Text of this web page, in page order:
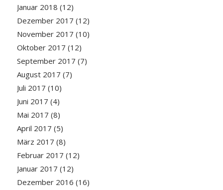
Januar 2018 (12)
Dezember 2017 (12)
November 2017 (10)
Oktober 2017 (12)
September 2017 (7)
August 2017 (7)
Juli 2017 (10)
Juni 2017 (4)
Mai 2017 (8)
April 2017 (5)
März 2017 (8)
Februar 2017 (12)
Januar 2017 (12)
Dezember 2016 (16)